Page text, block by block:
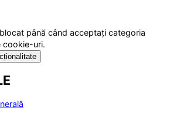
până când acceptați categoria
cookie-uri.